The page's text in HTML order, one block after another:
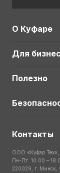
О Куфаре
Для
Полезно
Контакты
ООО «Куфар Тех»,
Пн-Пт: 10:00 –
220029, г. Минск,